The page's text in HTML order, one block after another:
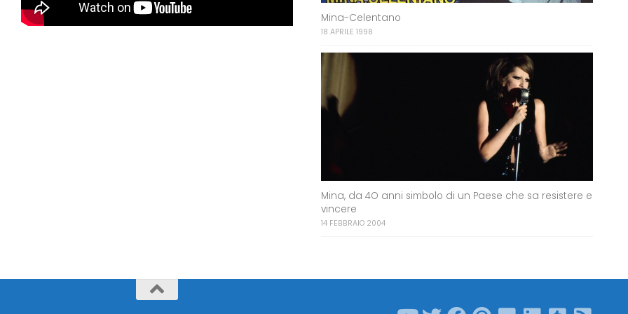
Mina-Celentano
18 APRILE 1998
Mina, da 4O anni simbolo di un Paese che sa resistere e
vincere
14 FEBBRAIO 2004